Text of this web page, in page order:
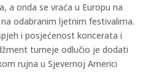
a onda se vraća u Europu na
odabranim ljetnim festivalima.
i posjećenost koncerata i
turneje odlučio je dodati
rujna u Sjevernoj Americi